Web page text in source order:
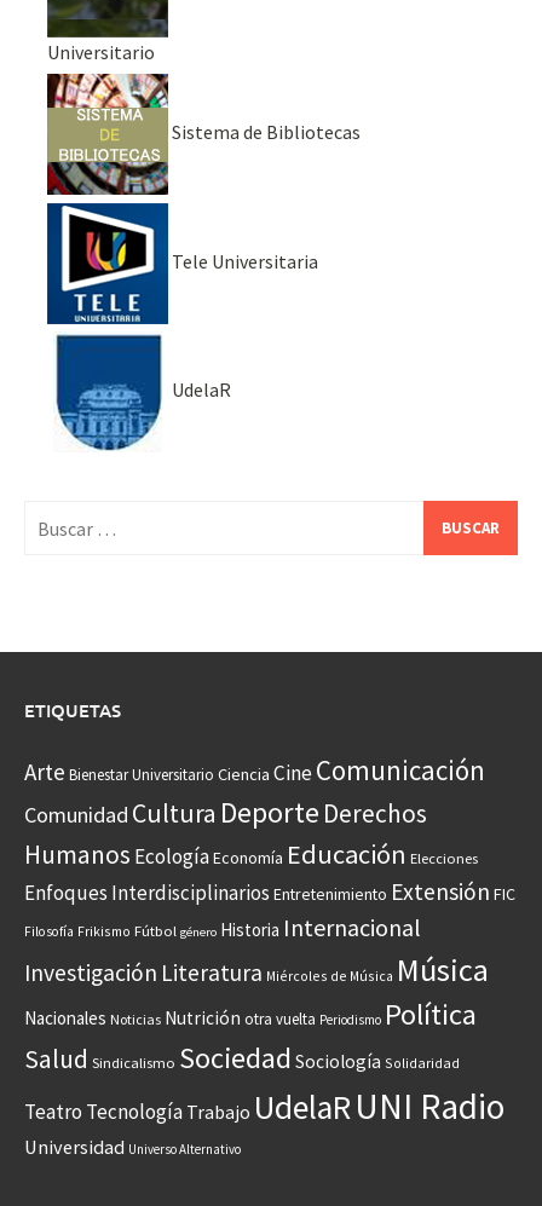
Universitario
Sistema de Bibliotecas
Tele Universitaria
UdelaR
ETIQUETAS
Arte Bienestar Universitario Ciencia CineComunicación
Comunidad Cultura Deporte Derechos
Humanos EcologíaEconomía Educación Elecciones
Enfoques Interdisciplinarios Entretenimiento Extensión FIC
Filosofía Frikismo Fútbol género Historia Internacional
Investigación Literatura Miércoles de Música Música
Nacionales Noticias Nutrición otra vuelta Periodismo Política
Salud Sindicalismo Sociedad Sociología Solidaridad
Teatro Tecnología Trabajo UdelaRUNI Radio
Universidad Universo Alternativo